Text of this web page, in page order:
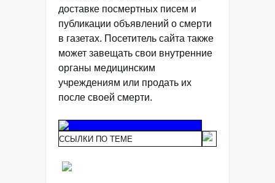
доставке посмертных писем и
публикации объявлений о смерти
в газетах. Посетитель сайта также
может завещать свои внутренние
органы медицинским
учреждениям или продать их
после своей смерти.
ССЫЛКИ ПО ТЕМЕ